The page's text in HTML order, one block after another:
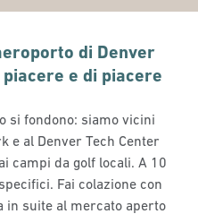
di Denver
e di piacere
si fondono: siamo vicini
e al Denver Tech Center
campi da golf locali. A 10
Fai colazione con
in suite al mercato aperto